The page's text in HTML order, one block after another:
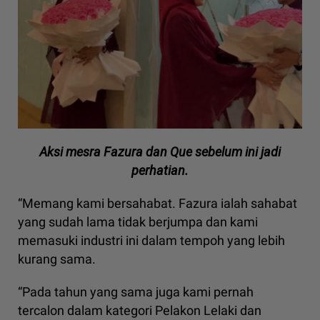
Aksi mesra Fazura dan Que sebelum ini jadi
perhatian.
“Memang kami bersahabat. Fazura ialah sahabat
yang sudah lama tidak berjumpa dan kami
memasuki industri ini dalam tempoh yang lebih
kurang sama.
“Pada tahun yang sama juga kami pernah
tercalon dalam kategori Pelakon Lelaki dan